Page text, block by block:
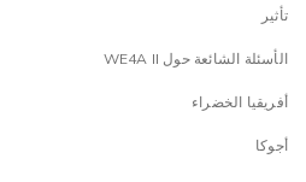
تأثير
الأسئلة الشائعة حول WE4A II
أفريقيا الخضراء
أجوكا